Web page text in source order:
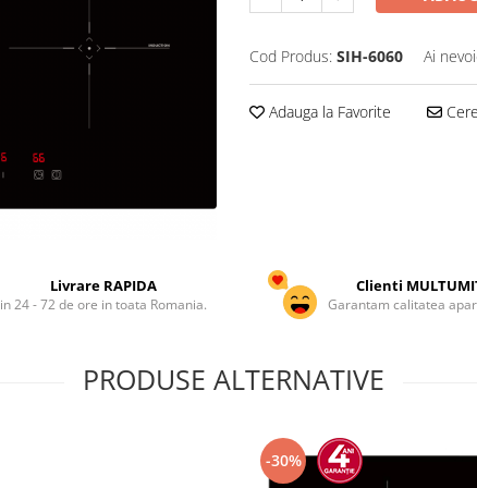
Cod Produs: SIH-6060 Ai
Adauga la Favorite
Livrare RAPIDA
in 24 - 72 de ore in toata Romania.
Clienti
Garantam calitatea
PRODUSE ALTERNATIVE
-30%